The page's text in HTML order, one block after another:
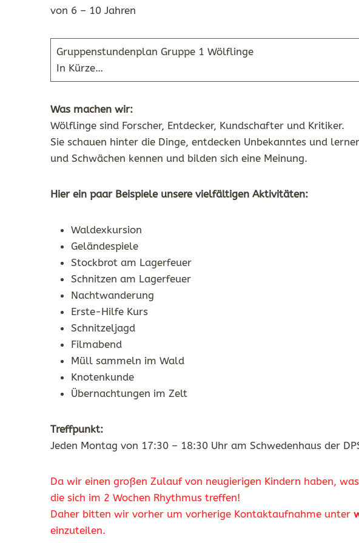
von 6 – 10 Jahren
Gruppenstundenplan Gruppe 1 Wölflinge
In Kürze…
Was machen wir:
Wölflinge sind Forscher, Entdecker, Kundschafter und Kritiker.
Sie schauen hinter die Dinge, entdecken Unbekanntes und
und Schwächen kennen und bilden sich eine Meinung.
Hier ein paar Beispiele unsere vielfältigen Aktivitäten:
Waldexkursion
Geländespiele
Stockbrot am Lagerfeuer
Schnitzen am Lagerfeuer
Nachtwanderung
Erste-Hilfe Kurs
Schnitzeljagd
Filmabend
Müll sammeln im Wald
Knotenkunde
Übernachtungen im Zelt
Treffpunkt:
Jeden Montag von 17:30 – 18:30 Uhr am Schwedenhaus der
Da wir einen großen Zulauf von neugierigen Kindern haben,
die sich im 2 Wochen Rhythmus treffen!
Daher bitten wir vorher um vorherige Kontaktaufnahme unter
einzuteilen.